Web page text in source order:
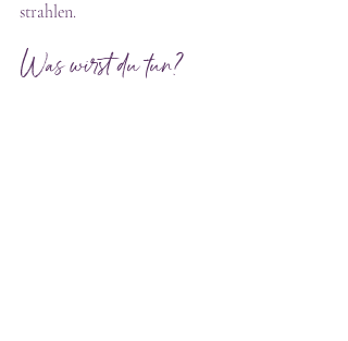
strahlen.
Was wirst du tun?